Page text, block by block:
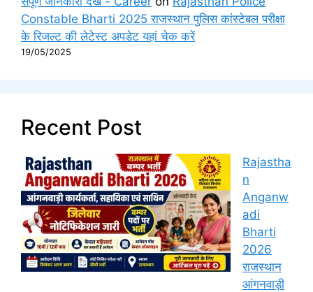
Constable Bharti 2025 राजस्थान पुलिस कांस्टेबल परीक्षा
के रिजल्ट की लेटेस्ट अपडेट यहां चेक करें
19/05/2025
Recent Post
Rajastha
n
Anganw
adi
Bharti
2026
राजस्थान
आंगनवाड़ी